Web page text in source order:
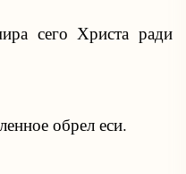
сего Христа ради
обрел еси.